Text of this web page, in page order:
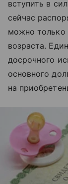
вступить в
сейчас
можно только
возраста.
досрочного
основного
на